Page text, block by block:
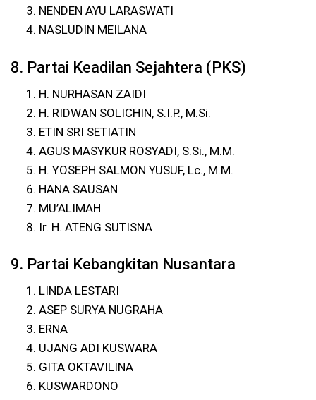
NENDEN AYU LARASWATI
NASLUDIN MEILANA
8. Partai Keadilan Sejahtera (PKS)
H. NURHASAN ZAIDI
H. RIDWAN SOLICHIN, S.I.P., M.Si.
ETIN SRI SETIATIN
AGUS MASYKUR ROSYADI, S.Si., M.M.
H. YOSEPH SALMON YUSUF, Lc., M.M.
HANA SAUSAN
MU’ALIMAH
Ir. H. ATENG SUTISNA
9. Partai Kebangkitan Nusantara
LINDA LESTARI
ASEP SURYA NUGRAHA
ERNA
UJANG ADI KUSWARA
GITA OKTAVILINA
KUSWARDONO